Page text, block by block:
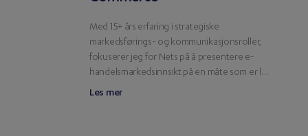
Med 15+ års erfaring i strategiske
markedsførings- og kommunikasjonsroller,
fokuserer jeg for Nets på å presentere e-
handelsmarkedsinnsikt på en måte som er lett
å forstå og handlingsbar.
Les mer